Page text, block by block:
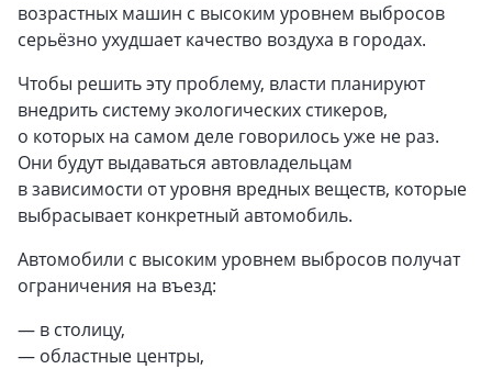
возрастных машин с высоким уровнем выбросов
серьёзно ухудшает качество воздуха в городах.
Чтобы решить эту проблему, власти планируют
внедрить систему экологических стикеров,
о которых на самом деле говорилось уже не раз.
Они будут выдаваться автовладельцам
в зависимости от уровня вредных веществ, которые
выбрасывает конкретный автомобиль.
Автомобили с высоким уровнем выбросов получат
ограничения на въезд:
— в столицу,
— областные центры,